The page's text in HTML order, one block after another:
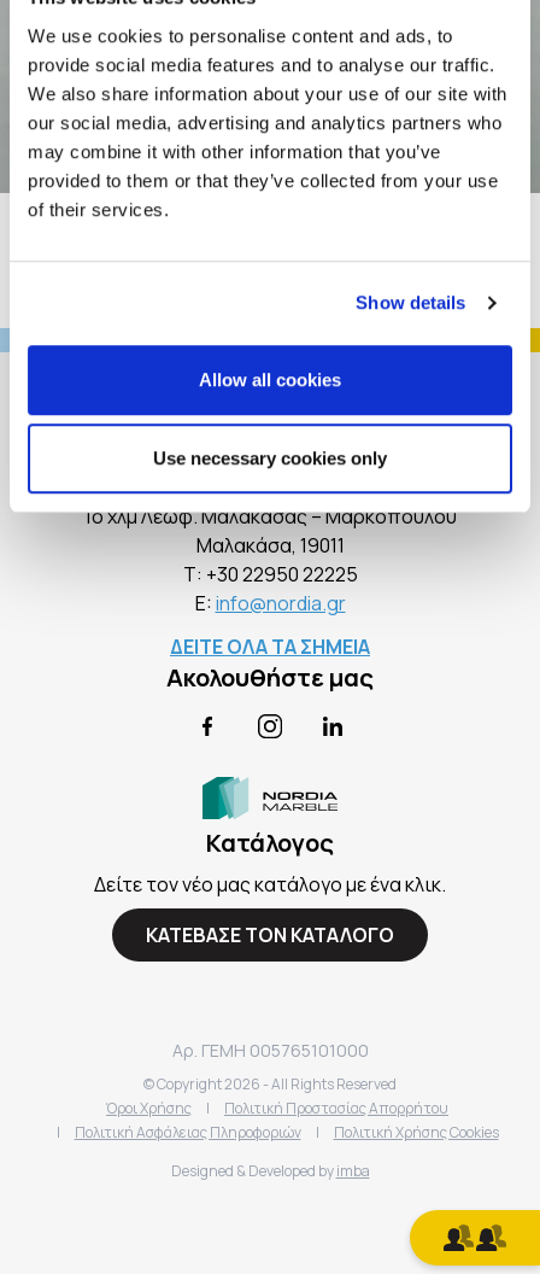
We use cookies to personalise content and ads, to
provide social media features and to analyse our traffic.
We also share information about your use of our site with
our social media, advertising and analytics partners who
may combine it with other information that you’ve
provided to them or that they’ve collected from your use
of their services.
Show details
Allow all cookies
Use necessary cookies only
Συμφωνώ με την Πολιτική Απορρήτου
Επικοινωνία
NORDIA A.E. – Εργοστάσιο “MARMOLINE”
1ο χλμ Λεωφ. Μαλακάσας – Μαρκοπούλου
Mαλακάσα, 19011
Τ: +30 22950 22225
E:info@nordia.gr
ΔΕΙΤΕ ΟΛΑ ΤΑ ΣΗΜΕΙΑ
Ακολουθήστε μας
FacebookInstagramLinkedIn
Κατάλογος
Δείτε τον νέο μας κατάλογο με ένα κλικ.
ΚΑΤΕΒΑΣΕ ΤΟΝ ΚΑΤΑΛΟΓΟ
Αρ. ΓΕΜΗ 005765101000
© Copyright2026 - All Rights Reserved
Όροι Χρήσης
|
Πολιτική Προστασίας Απορρήτου
|
Πολιτική Ασφάλειας Πληροφοριών |
Πολιτική Χρήσης Cookies
Designed & Developed by imba